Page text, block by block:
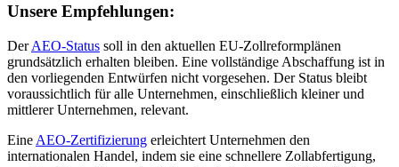
Unsere Empfehlungen:
DerAEO-Status soll in den aktuellen EU-Zollreformplänen
grundsätzlich erhalten bleiben. Eine vollständige Abschaffung ist in
den vorliegenden Entwürfen nicht vorgesehen. Der Status bleibt
voraussichtlich für alle Unternehmen, einschließlich kleiner und
mittlerer Unternehmen, relevant.
Eine AEO-Zertifizierung erleichtert Unternehmen den
internationalen Handel, indem sie eine schnellere Zollabfertigung,